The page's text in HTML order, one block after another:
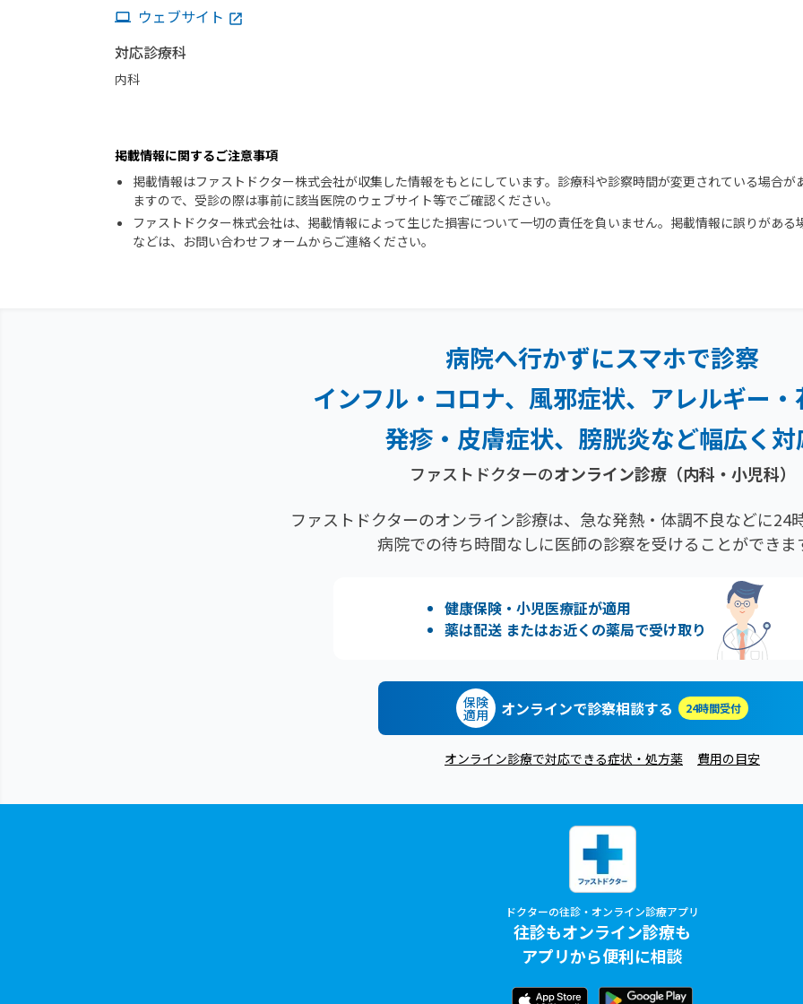
ウェブサイト
対応診療科
内科
掲載情報に関するご注意事項
掲載情報はファストドクター株式会社が収集した情報をもとにしています。診療科や診察時間が変更されている場合が
ますので、受診の際は事前に該当医院のウェブサイト等でご確認ください。
ファストドクター株式会社は、掲載情報によって生じた損害について一切の責任を負いません。掲載情報に誤りがある
などは、お問い合わせフォームからご連絡ください。
病院へ行かずにスマホで診察
インフル・コロナ、風邪症状、 アレルギー
発疹・ 皮膚症状、膀胱炎など幅広く対
ファストドクターのオンライン診療（内科・小児科）
ファストドクターのオンライン診療は、急な発熱・体調不良などに24
病院での待ち時間なしに医師の診察を受けることができま
健康保険・小児医療証が適用
薬は配送 またはお近くの薬局で受け取り
保険
適用 オンラインで診察相談する 24時間受付
オンライン診療で対応できる症状・処方薬 費用の目安
ドクターの往診・オンライン診療アプリ
往診もオンライン診療も
アプリから便利に相談